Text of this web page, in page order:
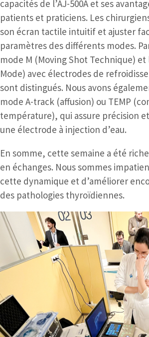
capacités de l’AJ-500A et ses
patients et praticiens. Les
son écran tactile intuitif et ajuster
paramètres des différents modes.
mode M (Moving Shot Technique) et
Mode) avec électrodes de
sont distingués. Nous avons
mode A-track (affusion) ou TEMP
température), qui assure précision
une électrode à injection d’eau.
En somme, cette semaine a été
en échanges. Nous sommes
cette dynamique et d’améliorer
des pathologies thyroïdiennes.